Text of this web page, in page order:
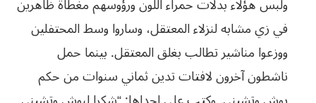
في زي مشابهلنزلاء المعتقل، وساروا وسط المحتفلين
ووزعوا مناشير تطالب بغلق المعتقل. بينما حمل
ناشطون آخرون لافتات تدين ثماني سنوات من حكم